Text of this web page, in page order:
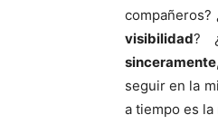
compañeros?
visibilidad?
seguir en la
a tiempo es